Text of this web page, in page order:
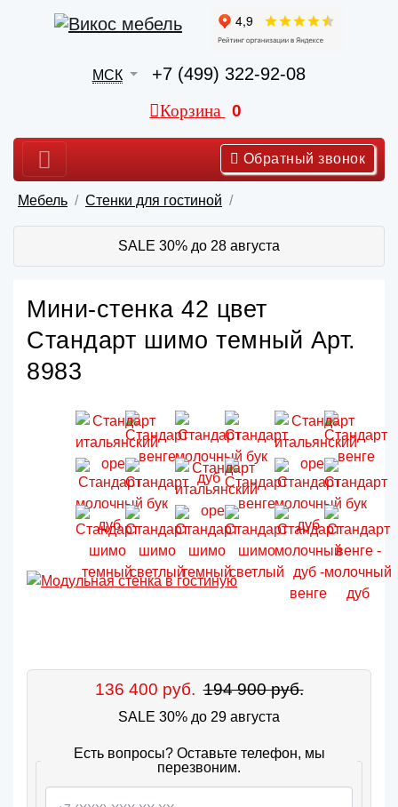
МСК +7 (499) 322-92-08
Корзина 0
Обратный звонок
Мебель Стенки для гостиной
SALE 30% до 28 августа
Мини-стенка 42 цвет
Стандарт шимо темный Арт.
8983
136 400 руб. 194 900 руб.
SALE 30% до 29 августа
Есть вопросы? Оставьте телефон, мы
перезвоним.